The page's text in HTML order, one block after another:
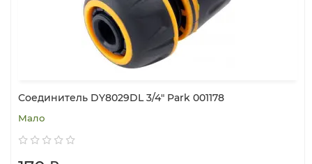
Соединитель DY8029DL 3/4" Park 001178
Мало